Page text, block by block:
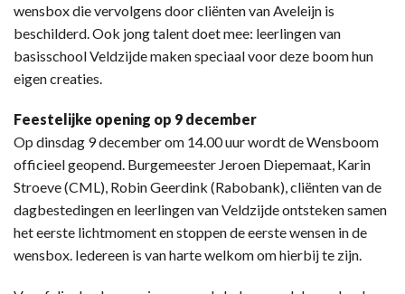
wensbox die vervolgens door cliënten van Aveleijn is
beschilderd. Ook jong talent doet mee: leerlingen van
basisschool Veldzijde maken speciaal voor deze boom hun
eigen creaties.
Feestelijke opening op 9 december
Op dinsdag 9 december om 14.00 uur wordt de Wensboom
officieel geopend. Burgemeester Jeroen Diepemaat, Karin
Stroeve (CML), Robin Geerdink (Rabobank), cliënten van de
dagbestedingen en leerlingen van Veldzijde ontsteken samen
het eerste lichtmoment en stoppen de eerste wensen in de
wensbox. Iedereen is van harte welkom om hierbij te zijn.